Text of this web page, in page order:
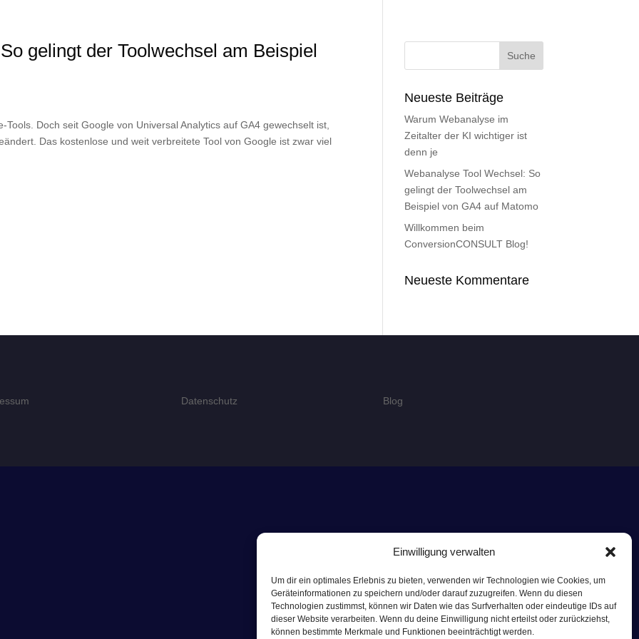
Einwilligung verwalten
Um dir ein optimales Erlebnis zu bieten, verwenden wir Technologien wie Cookies, um
Geräteinformationen zu speichern und/oder darauf zuzugreifen. Wenn du diesen
Technologien zustimmst, können wir Daten wie das Surfverhalten oder eindeutige IDs auf
dieser Website verarbeiten. Wenn du deine Einwilligung nicht erteilst oder zurückziehst,
können bestimmte Merkmale und Funktionen beeinträchtigt werden.
gelingt der Toolwechsel am Beispiel
Doch seit Google von Universal Analytics auf GA4 gewechselt ist,
Das kostenlose und weit verbreitete Tool von Google ist zwar viel
Neueste Beiträge
Warum Webanalyse im
Zeitalter der KI wichtiger ist
denn je
Webanalyse Tool Wechsel: So
gelingt der Toolwechsel am
Beispiel von GA4 auf Matomo
Willkommen beim
ConversionCONSULT Blog!
Neueste Kommentare
Datenschutz Blog